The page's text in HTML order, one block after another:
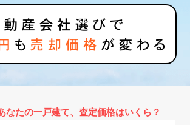
なたの一戸建て、査定価格はいくら？
ー